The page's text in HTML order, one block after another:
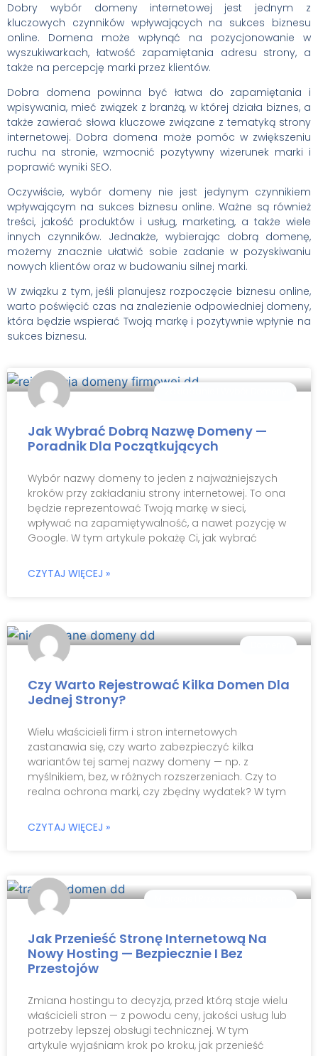
Dobry wybór domeny internetowej jest jednym z
kluczowych czynników wpływających na sukces biznesu
online. Domena może wpłynąć na pozycjonowanie w
wyszukiwarkach, łatwość zapamiętania adresu strony, a
także na percepcję marki przez klientów.
Dobra domena powinna być łatwa do zapamiętania i
wpisywania, mieć związek z branżą, w której działa biznes, a
także zawierać słowa kluczowe związane z tematyką strony
internetowej. Dobra domena może pomóc w zwiększeniu
ruchu na stronie, wzmocnić pozytywny wizerunek marki i
poprawić wyniki SEO.
Oczywiście, wybór domeny nie jest jedynym czynnikiem
wpływającym na sukces biznesu online. Ważne są również
treści, jakość produktów i usług, marketing, a także wiele
innych czynników. Jednakże, wybierając dobrą domenę,
możemy znacznie ułatwić sobie zadanie w pozyskiwaniu
nowych klientów oraz w budowaniu silnej marki.
W związku z tym, jeśli planujesz rozpoczęcie biznesu online,
warto poświęcić czas na znalezienie odpowiedniej domeny,
która będzie wspierać Twoją markę i pozytywnie wpłynie na
sukces biznesu.
Jak Wybrać Dobrą Nazwę Domeny —
Poradnik Dla Początkujących
Wybór nazwy domeny to jeden z najważniejszych
kroków przy zakładaniu strony internetowej. To ona
będzie reprezentować Twoją markę w sieci,
wpływać na zapamiętywalność, a nawet pozycję w
Google. W tym artykule pokażę Ci, jak wybrać
CZYTAJ WIĘCEJ »
Czy Warto Rejestrować Kilka Domen Dla
Jednej Strony?
Wielu właścicieli firm i stron internetowych
zastanawia się, czy warto zabezpieczyć kilka
wariantów tej samej nazwy domeny — np. z
myślnikiem, bez, w różnych rozszerzeniach. Czy to
realna ochrona marki, czy zbędny wydatek? W tym
CZYTAJ WIĘCEJ »
Jak Przenieść Stronę Internetową Na
Nowy Hosting — Bezpiecznie I Bez
Przestojów
Zmiana hostingu to decyzja, przed którą staje wielu
właścicieli stron — z powodu ceny, jakości usług lub
potrzeby lepszej obsługi technicznej. W tym
artykule wyjaśniam krok po kroku, jak przenieść